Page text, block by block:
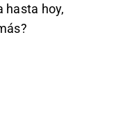
hasta hoy,